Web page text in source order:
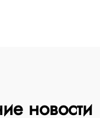
новости